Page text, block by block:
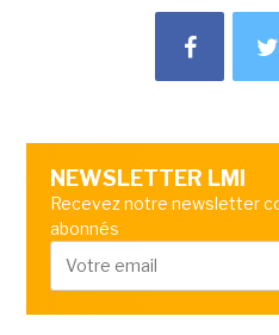
NEWSLETTER LMI
Recevez notre newsletter
abonnés